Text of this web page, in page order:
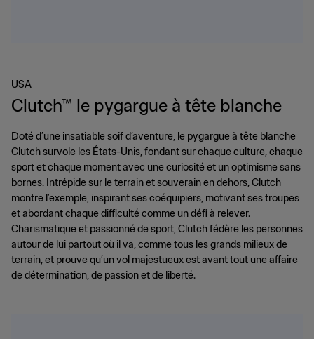
USA
Clutch™ le pygargue à tête blanche
Doté d’une insatiable soif d’aventure, le pygargue à tête blanche
Clutch survole les États-Unis, fondant sur chaque culture, chaque
sport et chaque moment avec une curiosité et un optimisme sans
bornes. Intrépide sur le terrain et souverain en dehors, Clutch
montre l’exemple, inspirant ses coéquipiers, motivant ses troupes
et abordant chaque difficulté comme un défi à relever.
Charismatique et passionné de sport, Clutch fédère les personnes
autour de lui partout où il va, comme tous les grands milieux de
terrain, et prouve qu’un vol majestueux est avant tout une affaire
de détermination, de passion et de liberté.